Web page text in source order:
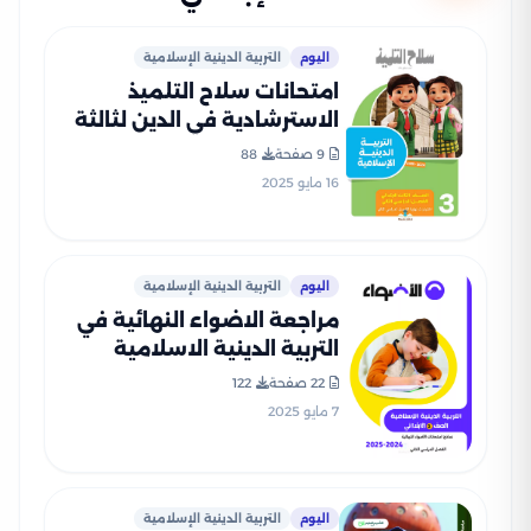
اليوم التربية الدينية الإسلامية
امتحانات سلاح التلميذ
الاسترشادية في الدين لثالثة
بالاجابات
9 صفحة
88
16 مايو 2025
اليوم التربية الدينية الإسلامية
مراجعة الاضواء النهائية في
التربية الدينية الاسلامية
للصف الثالث الابتدائي الترم
الثاني 2025 PDF بالاجابات
22 صفحة
122
7 مايو 2025
اليوم التربية الدينية الإسلامية